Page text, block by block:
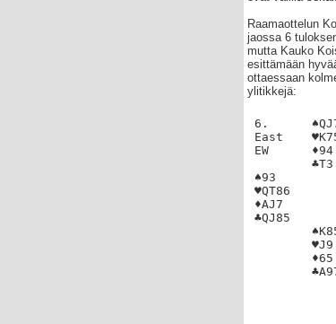
Raamaottelun
jaossa 6
mutta Kauko
esittämään
ottaessaan
ylitikkejä:
6.
East
EW
        ♣T3
♠93
♥QT86
♦AJ7
♣QJ85
        ♥J9
        ♦65